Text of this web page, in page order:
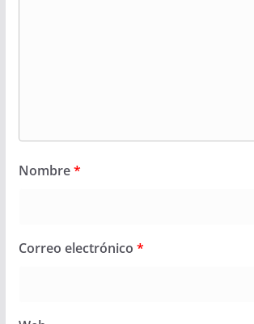
Nombre*
Correo electrónico *